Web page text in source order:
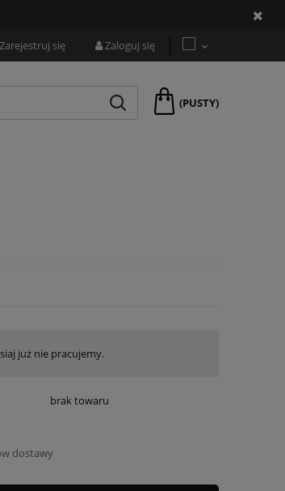
Zarejestruj się Zaloguj się
(PUSTY)
już nie pracujemy.
brak towaru
dostawy